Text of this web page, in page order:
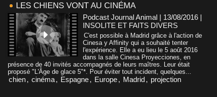
LES CHIENS VONT AU CINÉMA
Podcast Journal Animal | 13/08/2016 |
INSOLITE ET FAITS DIVERS
C'est possible à Madrid grâce à l'action de
Cinesa y Affinity qui a souhaité tenter
l'expérience. Elle a eu lieu le 5 août 2016
dans la salle Cinesa Proyecciones, en
présence de 40 invités accompagnés de leurs maîtres. Leur était
proposé "L'Âge de glace 5"*. Pour éviter tout incident, quelques...
chien, cinéma, Espagne, Europe, Madrid, projection